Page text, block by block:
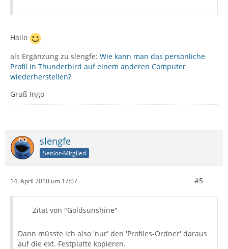
Hallo
als Ergänzung zu slengfe: Wie kann man das persönliche
Profil in Thunderbird auf einem anderen Computer
wiederherstellen?
Gruß Ingo
slengfe
Senior-Mitglied
14. April 2010 um 17:07 #5
Zitat von "Goldsunshine"
Dann müsste ich also 'nur' den 'Profiles-Ordner' daraus
auf die ext. Festplatte kopieren.